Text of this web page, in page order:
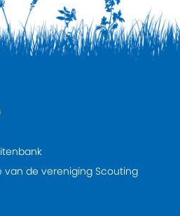
van de vereniging Scouting